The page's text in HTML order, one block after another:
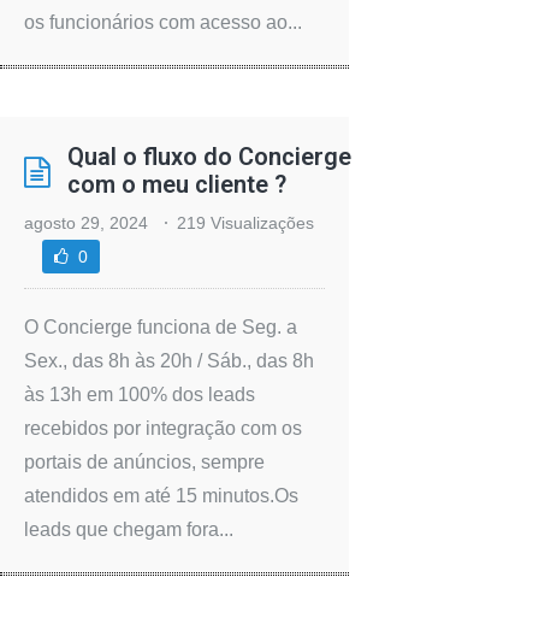
os funcionários com acesso ao...
Qual o fluxo do Concierge
com o meu cliente ?
agosto 29, 2024
219 Visualizações
0
O Concierge funciona de Seg. a
Sex., das 8h às 20h / Sáb., das 8h
às 13h em 100% dos leads
recebidos por integração com os
portais de anúncios, sempre
atendidos em até 15 minutos.Os
leads que chegam fora...